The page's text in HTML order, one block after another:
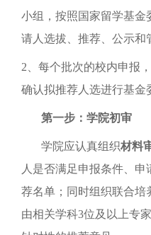
小组，按照国家留学基金
请人选拔、推荐、公示和
2、每个批次的校内申报
确认拟推荐人选进行基金
第一步：学院初审
学院应认真组织材料
人是否满足申报条件、
荐名单；同时组织联合培
由相关学科3位及以上专